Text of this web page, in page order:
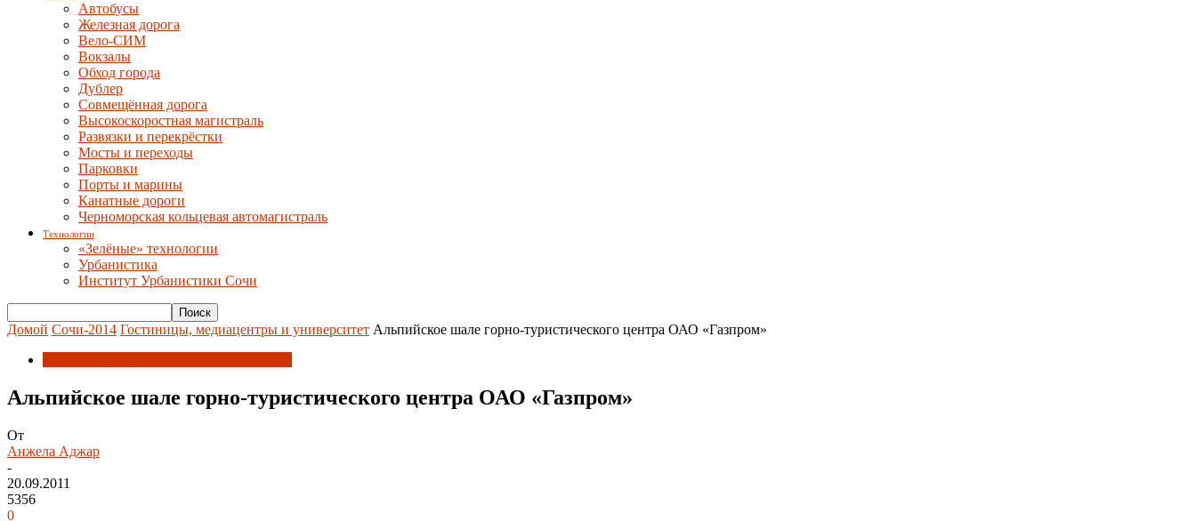
Автобусы
Железная дорога
Вело-СИМ
Вокзалы
Обход города
Дублер
Совмещённая дорога
Высокоскоростная магистраль
Развязки и перекрёстки
Мосты и переходы
Парковки
Порты и марины
Канатные дороги
Черноморская кольцевая автомагистраль
Технологии
«Зелёные» технологии
Урбанистика
Институт Урбанистики Сочи
Домой Сочи-2014 Гостиницы, медиацентры и университет Альпийское шале горно-туристического центра ОАО «Газпром»
Альпийское шале горно-туристического центра ОАО «Газпром»
От
Анжела Аджар
-
20.09.2011
5356
0